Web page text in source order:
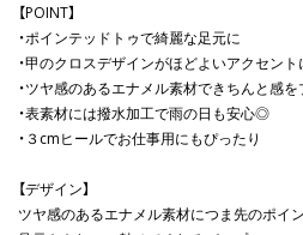
【POINT】
・ポインテッドトゥで綺麗な足元に
・甲のクロスデザインがほどよいアクセント
・ツヤ感のあるエナメル素材できちんと感を
・表素材には撥水加工で雨の日も安心◎
・３cmヒールでお仕事用にもぴったり
【デザイン】
ツヤ感のあるエナメル素材につま先のポイ